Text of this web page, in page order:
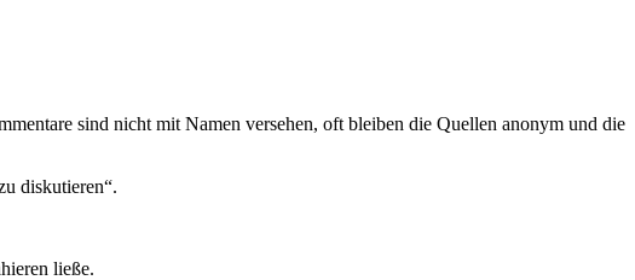
sind nicht mit Namen versehen, oft bleiben die Quellen anonym und die
diskutieren“.
ließe.